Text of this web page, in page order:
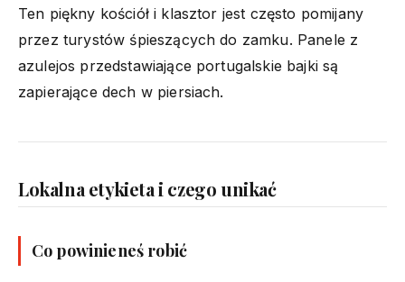
Ten piękny kościół i klasztor jest często pomijany
przez turystów śpieszących do zamku. Panele z
azulejos przedstawiające portugalskie bajki są
zapierające dech w piersiach.
Lokalna etykieta i czego unikać
Co powinieneś robić